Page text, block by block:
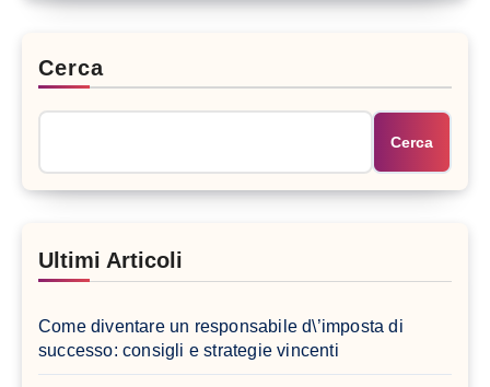
Cerca
Cerca
Ultimi Articoli
Come diventare un responsabile d\’imposta di
successo: consigli e strategie vincenti